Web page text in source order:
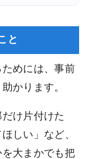
と
めには、事前
かります。
だけ片付けた
しい」など、
大まかでも把